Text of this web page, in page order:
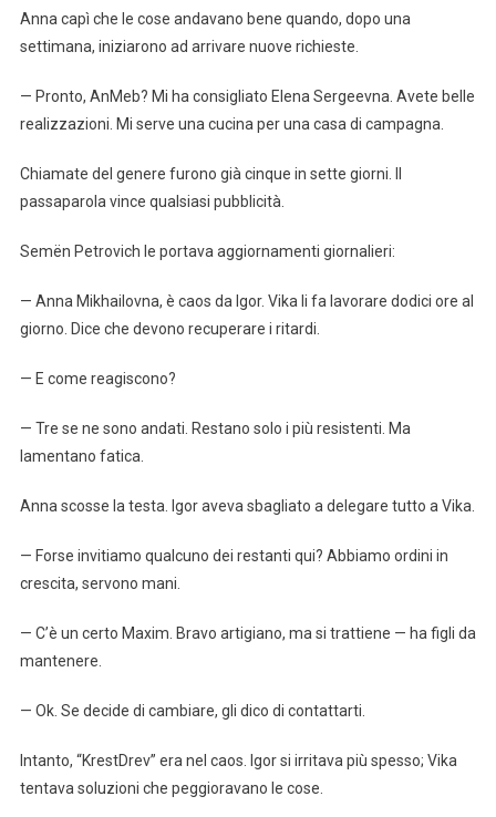
Anna capì che le cose andavano bene quando, dopo una
settimana, iniziarono ad arrivare nuove richieste.
— Pronto, AnMeb? Mi ha consigliato Elena Sergeevna. Avete belle
realizzazioni. Mi serve una cucina per una casa di campagna.
Chiamate del genere furono già cinque in sette giorni. Il
passaparola vince qualsiasi pubblicità.
Semën Petrovich le portava aggiornamenti giornalieri:
— Anna Mikhailovna, è caos da Igor. Vika li fa lavorare dodici ore al
giorno. Dice che devono recuperare i ritardi.
— E come reagiscono?
— Tre se ne sono andati. Restano solo i più resistenti. Ma
lamentano fatica.
Anna scosse la testa. Igor aveva sbagliato a delegare tutto a Vika.
— Forse invitiamo qualcuno dei restanti qui? Abbiamo ordini in
crescita, servono mani.
— C’è un certo Maxim. Bravo artigiano, ma si trattiene — ha figli da
mantenere.
— Ok. Se decide di cambiare, gli dico di contattarti.
Intanto, “KrestDrev” era nel caos. Igor si irritava più spesso; Vika
tentava soluzioni che peggioravano le cose.